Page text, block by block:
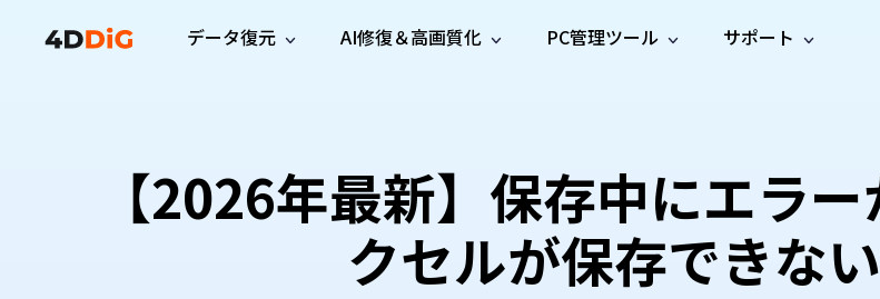
データ復元
プロ版 無料版
WhatsApp データ復元
WhatsAppのデータを復元
LINE データ復元
LINEのデータを復元
AI修復＆高画質化
動画修
復
写真修
メ
修復
音声修
復
動画高
画質化
AI
写
画質
PC管理ツール
Windows向けディスク管理ツール
Disk Copy
重複ファイルを検出・削除
Tenorshare Cleamio
新製
品
Macを徹底クリーンアップ＆最適化
WindowsのDLLエラー
Email Repair
破損したPST/OSTファ
サポート
ガイド・お問い合わせ
サブスク更新情報
ユーザーガイドセンター
使い方ガイド
ヒントと対処法
【2026年最新】保存中にエラ
クセルが保存できな